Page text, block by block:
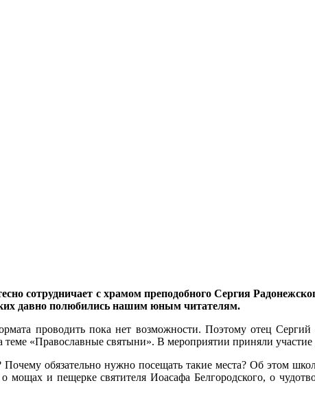
сотрудничает с храмом преподобного Сергия
давно полюбились нашим юным читателям.
проводить пока нет возможности. Поэтому отец Сергий
«Православные святыни». В мероприятии приняли
обязательно нужно посещать такие места? Об этом
мощах и пещерке святителя Иоасафа Белгородского, о